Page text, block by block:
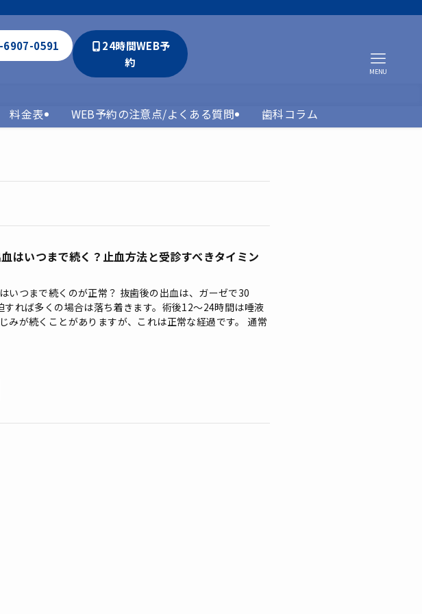
料金表 WEB予約の注意点/よくある質問 歯科コラム
6907-0591
24時間WEB予
約
MENU
はいつまで続く？止血方法と受診すべきタイミン
いつまで続くのが正常？ 抜歯後の出血は、ガーゼで30
すれば多くの場合は落ち着きます。術後12〜24時間は唾液
みが続くことがありますが、これは正常な経過です。 通常